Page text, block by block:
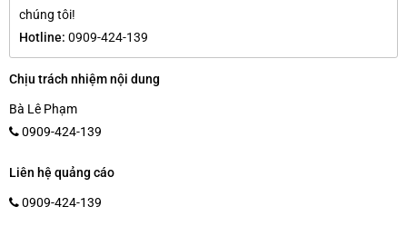
chúng tôi!
Hotline: 0909-424-139
Chịu trách nhiệm nội dung
Bà Lê Phạm
0909-424-139
Liên hệ quảng cáo
0909-424-139